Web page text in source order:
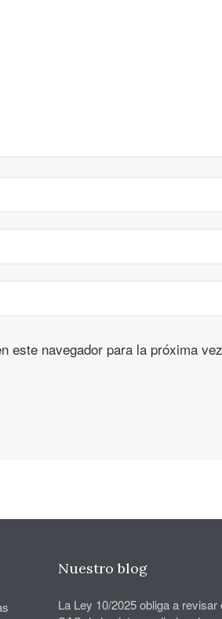
este navegador para la próxima
Nuestro blog
La Ley 10/2025 obliga a revisar